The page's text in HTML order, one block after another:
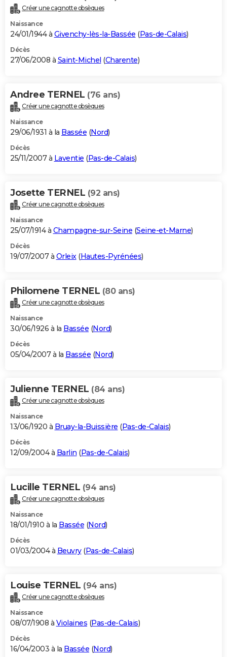
Créer une cagnotte obsèques
Naissance
24/01/1944 à Givenchy-lès-la-Bassée (Pas-de-Calais)
Décès
27/06/2008 à Saint-Michel (Charente)
Andree TERNEL (76 ans)
Créer une cagnotte obsèques
Naissance
29/06/1931 à la Bassée (Nord)
Décès
25/11/2007 à Laventie (Pas-de-Calais)
Josette TERNEL (92 ans)
Créer une cagnotte obsèques
Naissance
25/07/1914 à Champagne-sur-Seine (Seine-et-Marne)
Décès
19/07/2007 à Orleix(Hautes-Pyrénées)
Philomene TERNEL (80 ans)
Créer une cagnotte obsèques
Naissance
30/06/1926 à la Bassée (Nord)
Décès
05/04/2007 à la Bassée (Nord)
Julienne TERNEL (84 ans)
Créer une cagnotte obsèques
Naissance
13/06/1920 à Bruay-la-Buissière (Pas-de-Calais)
Décès
12/09/2004 à Barlin (Pas-de-Calais)
Lucille TERNEL (94 ans)
Créer une cagnotte obsèques
Naissance
18/01/1910 à la Bassée (Nord)
Décès
01/03/2004 à Beuvry(Pas-de-Calais)
Louise TERNEL (94 ans)
Créer une cagnotte obsèques
Naissance
08/07/1908 à Violaines (Pas-de-Calais)
Décès
16/04/2003 à la Bassée (Nord)